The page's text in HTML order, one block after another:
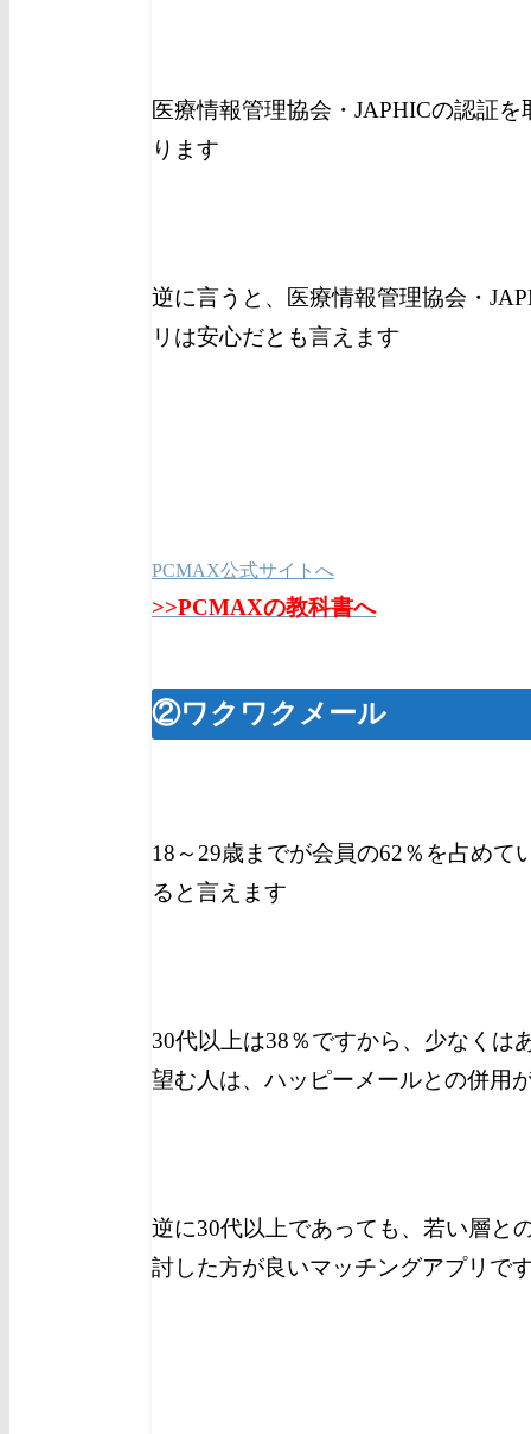
医療情報管理協会・JAPHICの認証
ります
逆に言うと、医療情報管理協会・
リは安心だとも言えます
PCMAX公式サイトへ
>>PCMAXの教科書へ
②ワクワクメール
18～29歳までが会員の62％を占めて
ると言えます
30代以上は38％ですから、少なくは
望む人は、ハッピーメールとの併用
逆に30代以上であっても、若い層と
討した方が良いマッチングアプリで